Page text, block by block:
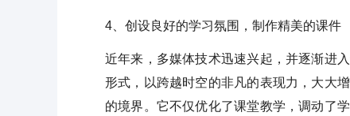
4、创设良好的学习氛围，制作精美的课件
近年来，多媒体技术迅速兴起，并逐渐进
形式，以跨越时空的非凡的表现力，大大
的境界。它不仅优化了课堂教学，调动了